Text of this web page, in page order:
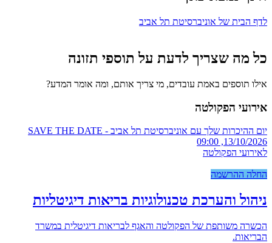
לדף הבית של אוניברסיטת תל אביב
כל מה שצריך לדעת על תוספי תזונה
אילו תוספים באמת עובדים, מי צריך אותם, ומה אומר המדע?
אירועי הפקולטה
יום ההיכרות שלך עם אוניברסיטת תל אביב - SAVE THE DATE
13/10/2026, 09:00
לאירועי הפקולטה
החלה ההרשמה
ניהול והערכת טכנולוגיות בריאות דיגיטליות
הכשרה משותפת של הפקולטה והאגף לבריאות דיגיטלית במשרד
הבריאות.